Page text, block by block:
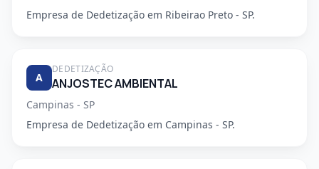
Empresa de Dedetização em Ribeirao Preto - SP.
A
DEDETIZAÇÃO
ANJOSTEC AMBIENTAL
Campinas - SP
Empresa de Dedetização em Campinas - SP.